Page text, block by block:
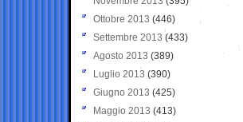
Ottobre 2013 (446)
Settembre 2013 (433)
Agosto 2013 (389)
Luglio 2013 (390)
Giugno 2013 (425)
Maggio 2013 (413)